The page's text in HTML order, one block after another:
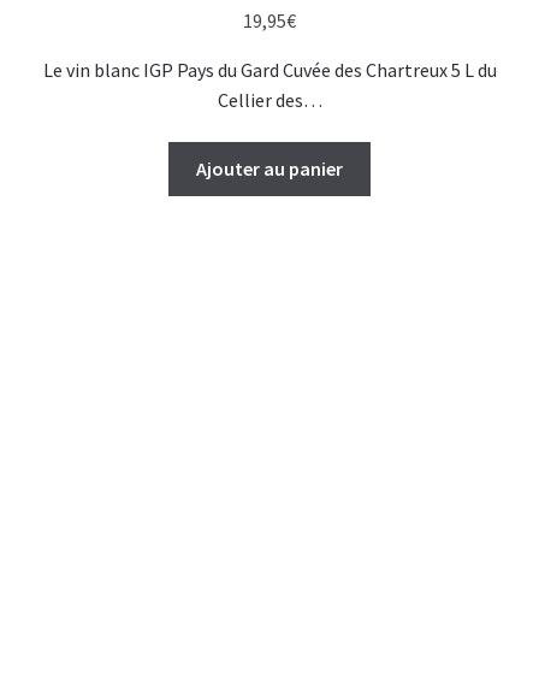
19,95€
Le vin blanc IGP Pays du Gard Cuvée des Chartreux 5 L du
Cellier des…
Ajouter au panier